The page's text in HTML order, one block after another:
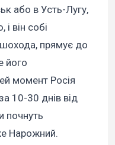
або в Усть-Лугу,
він собі
прямує до
його
момент Росія
10-30 днів від
почнуть
Нарожний.